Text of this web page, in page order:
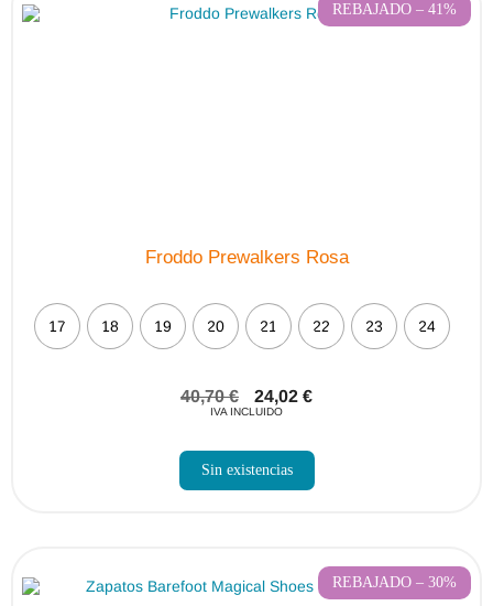
REBAJADO – 41%
Froddo Prewalkers Rosa
17 18 19 20 21 22 23 24
40,70€ 24,02 €
IVA INCLUIDO
Sin existencias
REBAJADO – 30%